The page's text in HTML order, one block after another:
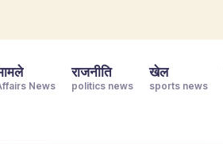
News
राजनीति
politics news
खेल
sports news